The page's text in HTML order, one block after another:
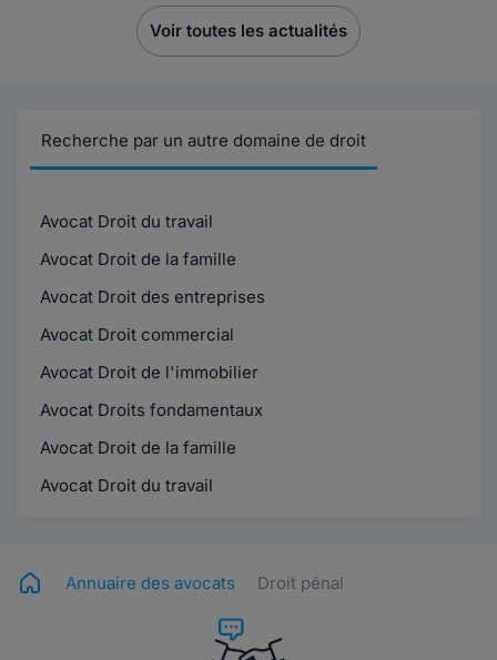
Voir toutes les actualités
Recherche par un autre domaine de droit
Avocat Droit du travail
Avocat Droit de la famille
Avocat Droit des entreprises
Avocat Droit commercial
Avocat Droit de l'immobilier
Avocat Droits fondamentaux
Avocat Droit de la famille
Avocat Droit du travail
Annuaire des avocats Droit pénal